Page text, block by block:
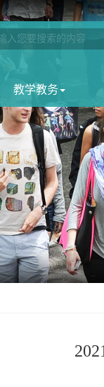
教学教务